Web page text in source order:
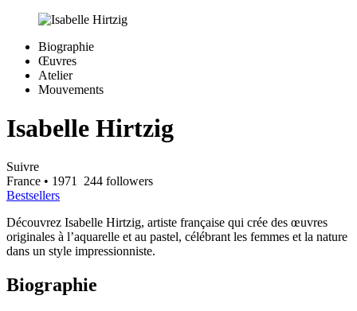
Biographie
Œuvres
Atelier
Mouvements
Isabelle Hirtzig
Suivre
France • 1971 244 followers
Bestsellers
Découvrez Isabelle Hirtzig, artiste française qui crée des œuvres
originales à l’aquarelle et au pastel, célébrant les femmes et la nature
dans un style impressionniste.
Biographie